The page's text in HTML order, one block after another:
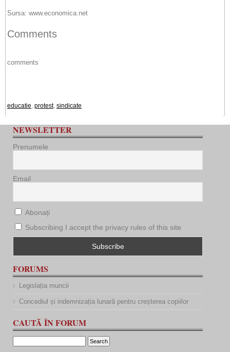
Sursa: www.economica.net
Comments
comments
educatie, protest, sindicate
NEWSLETTER
Prenumele
Email
Abonați
Subscribing I accept the privacy rules of this site
FORUMS
Legislația muncii
Concediul și indemnizația lunară pentru creșterea copiilor
CAUTĂ ÎN FORUM